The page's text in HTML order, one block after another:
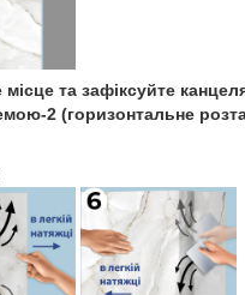
місце та зафіксуйте
2 (горизонтальне